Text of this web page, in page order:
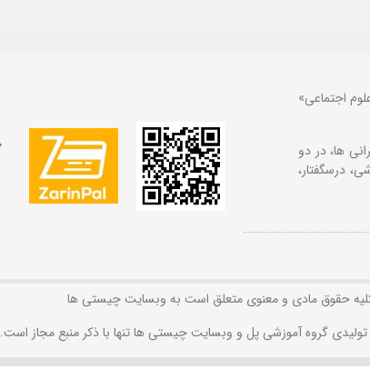
اجتماعی»
ها، در دو
درسگفتار،
حقوق مادی و معنوی متعلق است به وبسایت چیستی ها
گروه آموزشی پل و وبسایت چیستی ها تنها با ذکر منبع مجاز است.